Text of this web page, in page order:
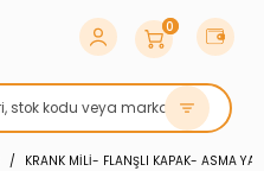
0
KRANK MİLİ- FLANŞLI KAPAK- ASMA